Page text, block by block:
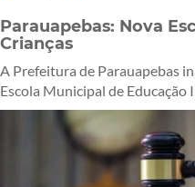
Parauapebas: Nova
Crianças
A Prefeitura de Parauapebas
Escola Municipal de Educação